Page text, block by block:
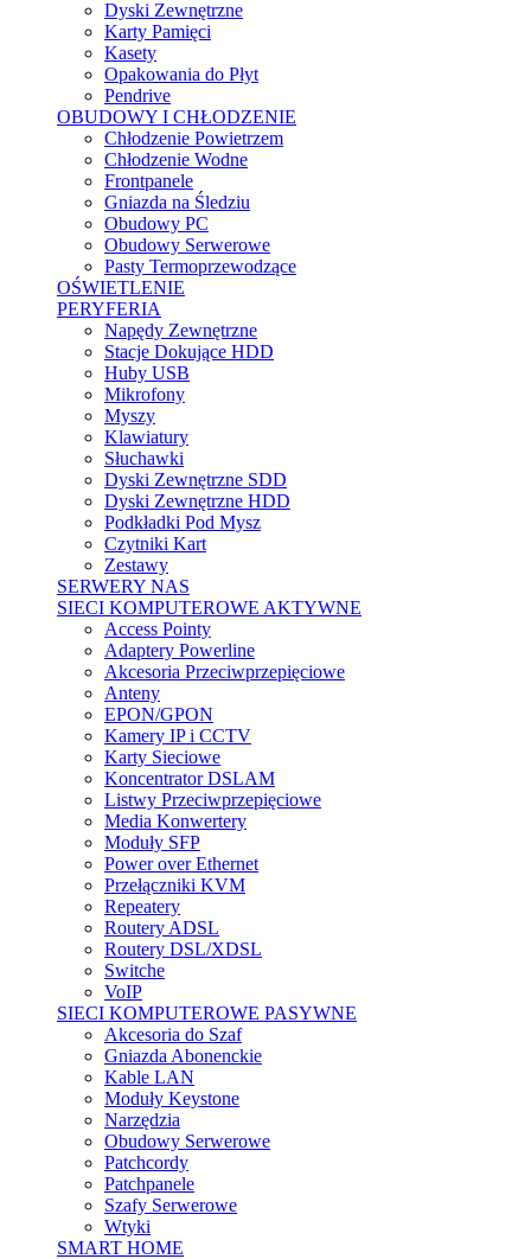
Dyski Zewnętrzne
Karty Pamięci
Kasety
Opakowania do Płyt
Pendrive
OBUDOWY I CHŁODZENIE
Chłodzenie Powietrzem
Chłodzenie Wodne
Frontpanele
Gniazda na Śledziu
Obudowy PC
Obudowy Serwerowe
Pasty Termoprzewodzące
OŚWIETLENIE
PERYFERIA
Napędy Zewnętrzne
Stacje Dokujące HDD
Huby USB
Mikrofony
Myszy
Klawiatury
Słuchawki
Dyski Zewnętrzne SDD
Dyski Zewnętrzne HDD
Podkładki Pod Mysz
Czytniki Kart
Zestawy
SERWERY NAS
SIECI KOMPUTEROWE AKTYWNE
Access Pointy
Adaptery Powerline
Akcesoria Przeciwprzepięciowe
Anteny
EPON/GPON
Kamery IP i CCTV
Karty Sieciowe
Koncentrator DSLAM
Listwy Przeciwprzepięciowe
Media Konwertery
Moduły SFP
Power over Ethernet
Przełączniki KVM
Repeatery
Routery ADSL
Routery DSL/XDSL
Switche
VoIP
SIECI KOMPUTEROWE PASYWNE
Akcesoria do Szaf
Gniazda Abonenckie
Kable LAN
Moduły Keystone
Narzędzia
Obudowy Serwerowe
Patchcordy
Patchpanele
Szafy Serwerowe
Wtyki
SMART HOME